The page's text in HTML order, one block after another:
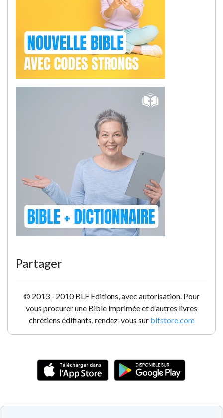
Partager
© 2013 - 2010 BLF Editions, avec autorisation. Pour
vous procurer une Bible imprimée et d’autres livres
chrétiens édifiants, rendez-vous sur blfstore.com